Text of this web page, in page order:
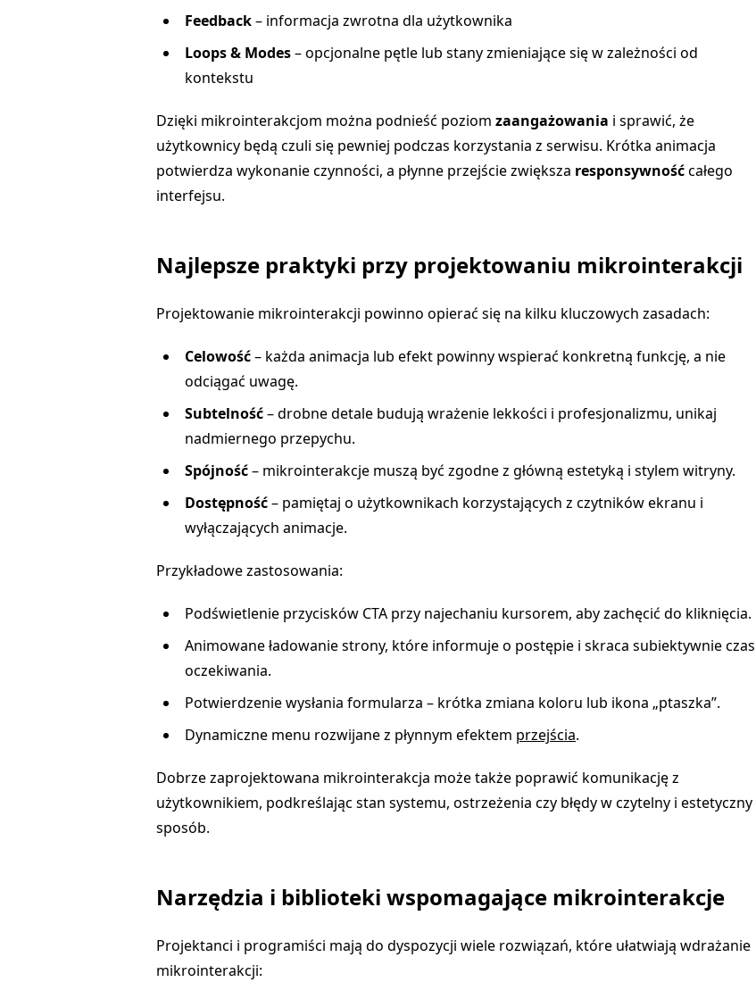
Feedback– informacja zwrotna dla użytkownika
Loops & Modes– opcjonalne pętle lub stany zmieniające się w zależności od
kontekstu
Dzięki mikrointerakcjom można podnieść poziomzaangażowania i sprawić, że
użytkownicy będą czuli się pewniej podczas korzystania z serwisu. Krótka animacja
potwierdza wykonanie czynności, a płynne przejście zwiększa responsywnośćcałego
interfejsu.
Najlepsze praktyki przy projektowaniu mikrointerakcji
Projektowanie mikrointerakcji powinno opierać się na kilku kluczowych zasadach:
Celowość– każda animacja lub efekt powinny wspierać konkretną funkcję, a nie
odciągać uwagę.
Subtelność– drobne detale budują wrażenie lekkości i profesjonalizmu, unikaj
nadmiernego przepychu.
Spójność– mikrointerakcje muszą być zgodne z główną estetyką i stylem witryny.
Dostępność– pamiętaj o użytkownikach korzystających z czytników ekranu i
wyłączających animacje.
Przykładowe zastosowania:
Podświetlenie przycisków CTA przy najechaniu kursorem, aby zachęcić do kliknięcia.
Animowane ładowanie strony, które informuje o postępie i skraca subiektywnie czas
oczekiwania.
Potwierdzenie wysłania formularza – krótka zmiana koloru lub ikona „ptaszka”.
Dynamiczne menu rozwijane z płynnym efektem przejścia.
Dobrze zaprojektowana mikrointerakcja może także poprawić komunikację z
użytkownikiem, podkreślając stan systemu, ostrzeżenia czy błędy w czytelny i estetyczny
sposób.
Narzędzia i biblioteki wspomagające mikrointerakcje
Projektanci i programiści mają do dyspozycji wiele rozwiązań, które ułatwiają wdrażanie
mikrointerakcji: